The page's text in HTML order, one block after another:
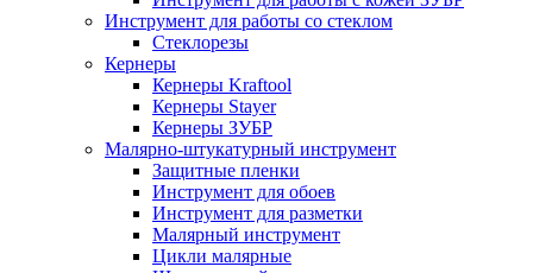
Инструмент для работы со стеклом
Стеклорезы
Кернеры
Кернеры Kraftool
Кернеры Stayer
Кернеры ЗУБР
Малярно-штукатурный инструмент
Защитные пленки
Инструмент для обоев
Инструмент для разметки
Малярный инструмент
Цикли малярные